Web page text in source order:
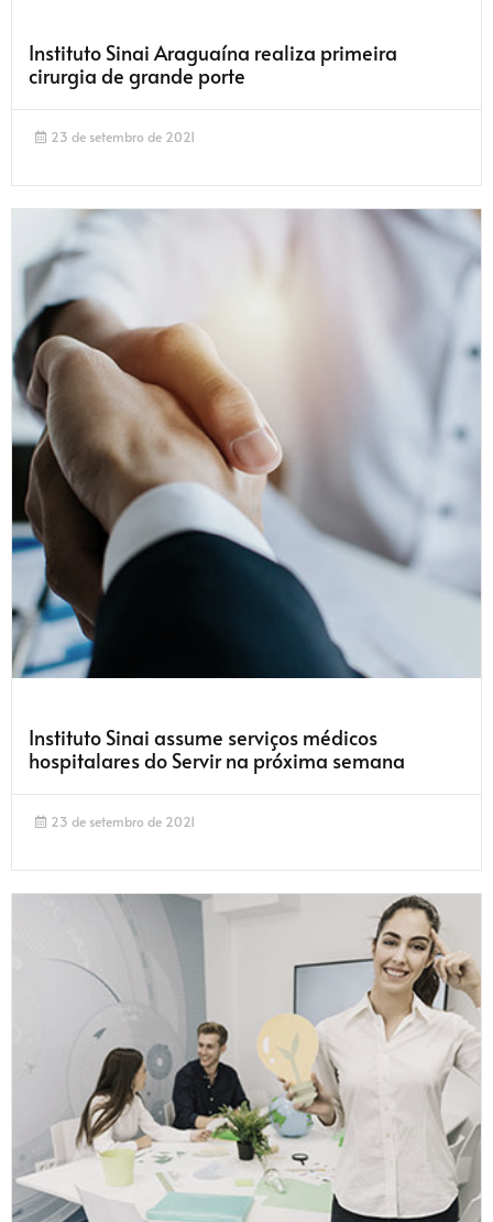
Instituto Sinai Araguaína realiza primeira
cirurgia de grande porte
23 de setembro de 2021
Instituto Sinai assume serviços médicos
hospitalares do Servir na próxima semana
23 de setembro de 2021